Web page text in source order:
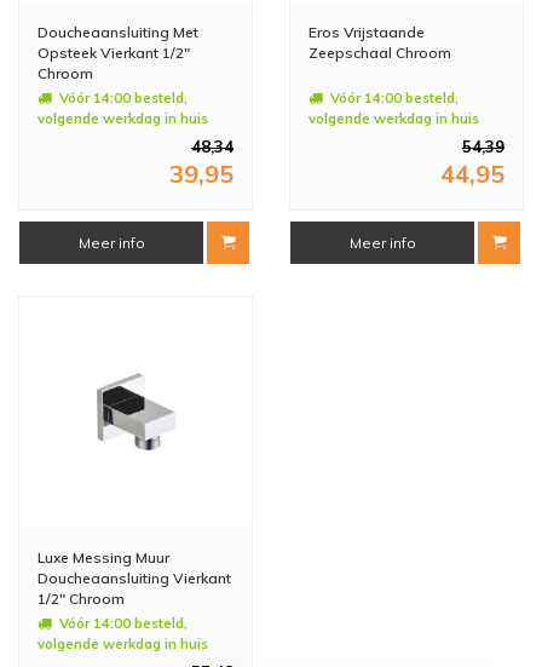
Doucheaansluiting Met
Opsteek Vierkant 1/2"
Chroom
Vóór 14:00 besteld,
volgende werkdag in huis
48,34
39,95
Meer info
Eros Vrijstaande
Zeepschaal Chroom
Vóór 14:00 besteld,
volgende werkdag in huis
54,39
44,95
Meer info
Luxe Messing Muur
Doucheaansluiting Vierkant
1/2" Chroom
Vóór 14:00 besteld,
volgende werkdag in huis